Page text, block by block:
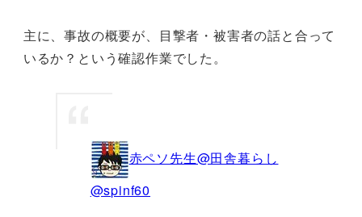
主に、事故の概要が、目撃者・被害者の話と合って
いるか？という確認作業でした。
赤ペソ先生@田舎暮らし
@spinf60